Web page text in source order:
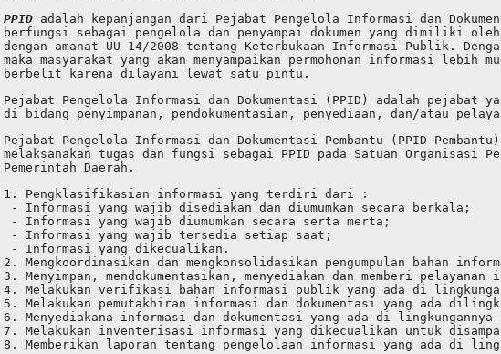
PPID adalah kepanjangan dari Pejabat Pengelola Informasi dan
berfungsi sebagai pengelola dan penyampai dokumen yang dimiliki
dengan amanat UU 14/2008 tentang Keterbukaan Informasi Publik.
maka masyarakat yang akan menyampaikan permohonan informasi lebih
berbelit karena dilayani lewat satu pintu.
Pejabat Pengelola Informasi dan Dokumentasi (PPID) adalah pejabat
di bidang penyimpanan, pendokumentasian, penyediaan, dan/atau
Pejabat Pengelola Informasi dan Dokumentasi Pembantu (PPID
melaksanakan tugas dan fungsi sebagai PPID pada Satuan Organisasi
Pemerintah Daerah.
1. Pengklasifikasian informasi yang terdiri dari :
- Informasi yang wajib disediakan dan diumumkan secara berkala;
- Informasi yang wajib diumumkan secara serta merta;
- Informasi yang wajib tersedia setiap saat;
- Informasi yang dikecualikan.
2. Mengkoordinasikan dan mengkonsolidasikan pengumpulan bahan
3. Menyimpan, mendokumentasikan, menyediakan dan memberi
4. Melakukan verifikasi bahan informasi publik yang ada di
5. Melakukan pemutakhiran informasi dan dokumentasi yang ada
6. Menyediakana informasi dan dokumentasi yang ada di lingkungannya
7. Melakukan inventerisasi informasi yang dikecualikan untuk
8. Memberikan laporan tentang pengelolaan informasi yang ada di